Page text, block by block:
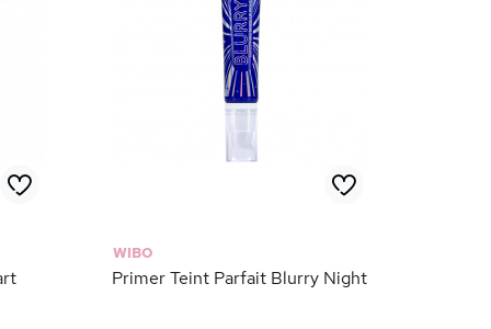
WIBO
Primer Teint Parfait Blurry Night